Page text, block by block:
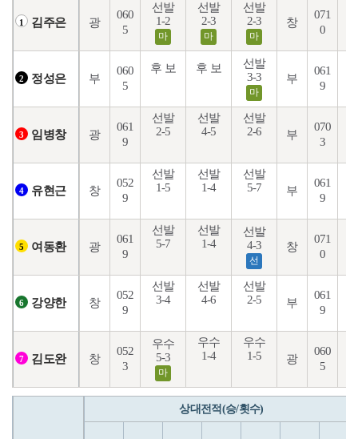
1 김주은 광
060
5
선발
1-2
마
선발
2-3
마
선발
2-3
마
창
071
0
2 정성은 부
060
5
후 보 후 보
선발
3-3
마
부
061
9
3 임병창 광
061
9
선발
2-5
선발
4-5
선발
2-6
부
070
3
4 유현근 창
052
9
선발
1-5
선발
1-4
선발
5-7
부
061
9
5 여동환 광
061
9
선발
5-7
선발
1-4
선발
4-3
선
창
071
0
6 강양한 창
052
9
선발
3-4
선발
4-6
선발
2-5
부
061
9
7 김도완 창
052
3
우수
5-3
마
우수
1-4
우수
1-5
광
060
5
상대전적(승/횟수)